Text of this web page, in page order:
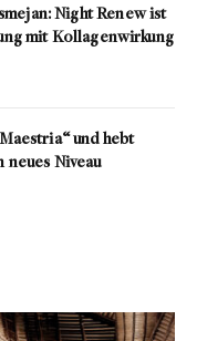
Night Renew ist
mit Kollagenwirkung
und hebt
neues Niveau